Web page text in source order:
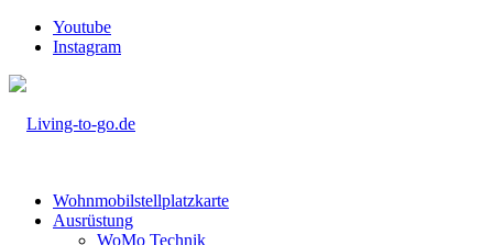
Youtube
Instagram
Wohnmobilstellplatzkarte
Ausrüstung
WoMo Technik